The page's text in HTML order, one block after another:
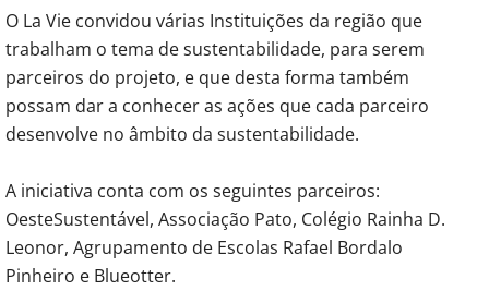
O La Vie convidou várias Instituições da região que
trabalham o tema de sustentabilidade, para serem
parceiros do projeto, e que desta forma também
possam dar a conhecer as ações que cada parceiro
desenvolve no âmbito da sustentabilidade.
A iniciativa conta com os seguintes parceiros:
OesteSustentável, Associação Pato, Colégio Rainha D.
Leonor, Agrupamento de Escolas Rafael Bordalo
Pinheiro e Blueotter.